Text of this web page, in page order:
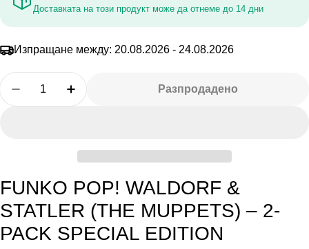
Доставката на този продукт може да отнеме до 14 дни
Изпращане между: 20.08.2026 - 24.08.2026
Количество
Намалете Количеството За Funko Waldorf
Увеличете Количеството За Funko
Разпродадено
FUNKO POP! WALDORF &
STATLER (THE MUPPETS) – 2-
PACK SPECIAL EDITION